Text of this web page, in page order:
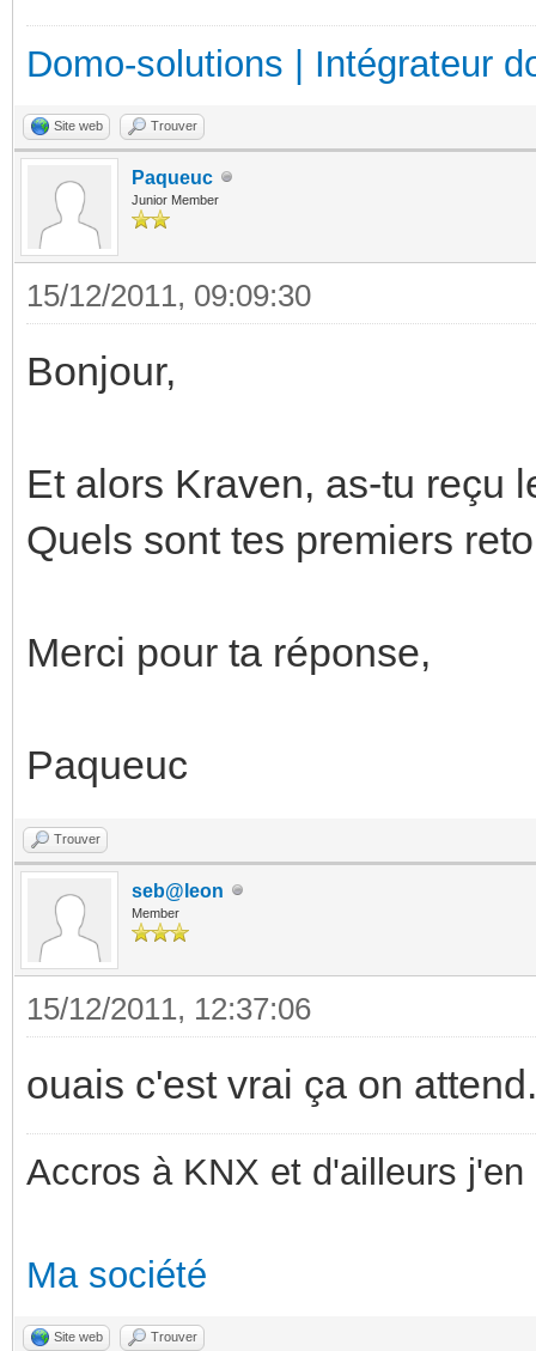
Domo-solutions | Intégrateur
Site web Trouver
Paqueuc
Junior Member
15/12/2011, 09:09:30
Bonjour,
Et alors Kraven, as-tu reçu
Quels sont tes premiers
Merci pour ta réponse,
Paqueuc
Trouver
seb@leon
Member
15/12/2011, 12:37:06
ouais c'est vrai ça on attend.
Accros à KNX et d'ailleurs
Ma société
Site web Trouver